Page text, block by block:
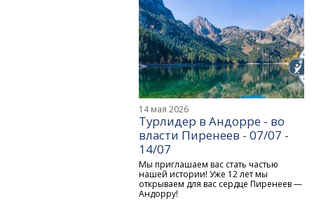
14 мая 2026
Турлидер в Андорре - во
власти Пиренеев - 07/07 -
14/07
Мы приглашаем вас стать частью
нашей истории! Уже 12 лет мы
открываем для вас сердце Пиренеев —
Андорру!